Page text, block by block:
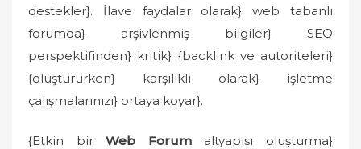
destekler}. İlave faydalar olarak} web tabanlı
forumda} arşivlenmiş bilgiler} SEO
perspektifinden} kritik} {backlink ve autoriteleri}
{oluştururken} karşılıklı olarak} işletme
çalışmalarınızı} ortaya koyar}.
{Etkin birWeb Forumaltyapısı oluşturma}